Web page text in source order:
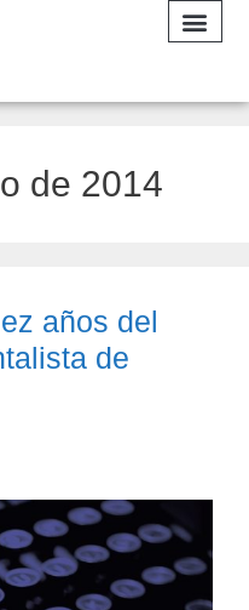
de 2014
años del
de